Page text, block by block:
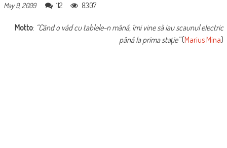
May 9, 2009
112 8307
Motto: “Când o văd cu tablele-n mână, îmi vine să iau scaunul electric
până la prima stație”(Marius Mina)